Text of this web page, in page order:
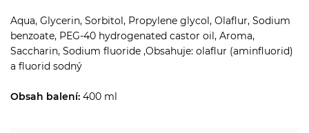
Aqua, Glycerin, Sorbitol, Propylene glycol, Olaflur, Sodium
benzoate, PEG-40 hydrogenated castor oil, Aroma,
Saccharin, Sodium fluoride ,Obsahuje: olaflur (aminfluorid)
a fluorid sodný
Obsah balení: 400 ml